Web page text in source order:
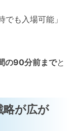
も入場可能」
の90分前までと
略が広が